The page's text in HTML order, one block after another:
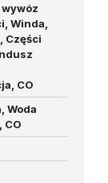
Winda,
Części
CO
Woda
CO